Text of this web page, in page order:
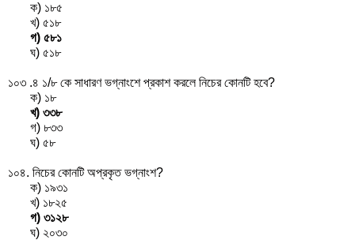
ক) ১৮৫
খ) ৫১৮
গ) ৫৮১
ঘ) ৫১৮
১০৩ .৪ ১/৮ কে সাধারণ ভগ্নাংশে প্রকাশ করলে নিচের কোনটি হবে?
ক) ১৮
খ) ৩৩৮
গ) ৮৩৩
ঘ) ৫৮
১০৪. নিচের কোনটি অপ্রকৃত ভগ্নাংশ?
ক) ১৯৩১
খ) ১৮২৫
গ) ৩১২৮
ঘ) ২০৩০